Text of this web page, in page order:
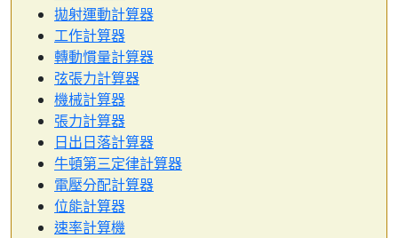
拋射運動計算器
工作計算器
轉動慣量計算器
弦張力計算器
機械計算器
張力計算器
日出日落計算器
牛頓第三定律計算器
電壓分配計算器
位能計算器
速率計算機